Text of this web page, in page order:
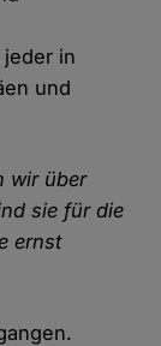
in
und
wir über
sie für die
ernst